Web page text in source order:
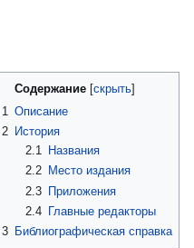
Содержание
1 Описание
2
История
2.1
Названия
2.2 Место издания
2.3 Приложения
2.4 Главные редакторы
3
Библиографическая справка